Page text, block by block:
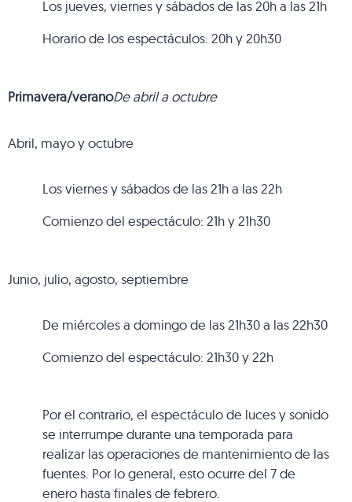
Los jueves, viernes y sábados de las 20h a las 21h
Horario de los espectáculos: 20h y 20h30
Primavera/veranoDe abril a octubre
Abril, mayo y octubre
Los viernes y sábados de las 21h a las 22h
Comienzo del espectáculo: 21h y 21h30
Junio, julio, agosto, septiembre
De miércoles a domingo de las 21h30 a las 22h30
Comienzo del espectáculo: 21h30 y 22h
Por el contrario, el espectáculo de luces y sonido
se interrumpe durante una temporada para
realizar las operaciones de mantenimiento de las
fuentes. Por lo general, esto ocurre del 7 de
enero hasta finales de febrero.